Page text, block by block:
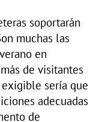
soportarán
muchas las
en
de visitantes
sería que
adecuadas
de